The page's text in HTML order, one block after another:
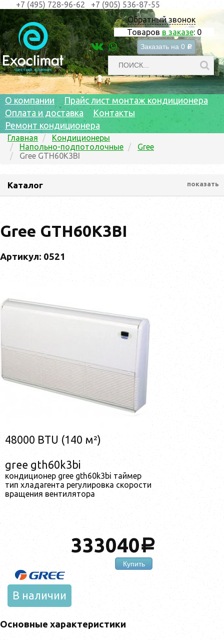
Обратный звонок
Товаров в заказе: 0
Заказать на 0 c
+7 (495) 728-96-62 +7 (905) 536-87-55
О компании
Прайс лист монтаж кондиционера
Оплата и доставка
Контакты
Ремонт кондиционера
Главная
Кондиционеры
Напольно-подпотолочные
Gree
Gree GTH60K3BI
Каталог показать
Gree GTH60K3BI
Артикул: 0521
48000 BTU (140 м²)
gree gth60k3bi
кондиционер gree gth60k3bi таймер
тип хладагента регулировка скорости
вращения вентилятора
333040a
Купить
В наличии
Основные характеристики